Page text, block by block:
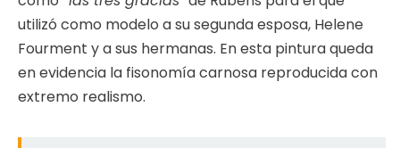
utilizó como modelo a su segunda esposa, Helene
Fourment y a sus hermanas. En esta pintura queda
en evidencia la fisonomía carnosa reproducida con
extremo realismo.